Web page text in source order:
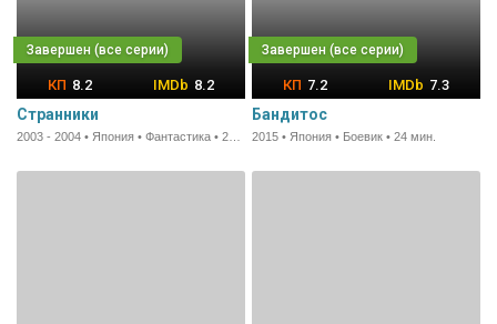
8.2 8.2
Странники
7.2 7.3
Бандитос
2015 • Япония • Боевик • 24 мин.